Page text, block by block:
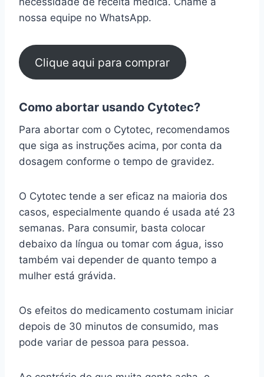
nossa equipe no WhatsApp.
Clique aqui para comprar
Como abortar usando Cytotec?
Para abortar com o Cytotec, recomendamos
que siga as instruções acima, por conta da
dosagem conforme o tempo de gravidez.
O Cytotec tende a ser eficaz na maioria dos
casos, especialmente quando é usada até 23
semanas. Para consumir, basta colocar
debaixo da língua ou tomar com água, isso
também vai depender de quanto tempo a
mulher está grávida.
Os efeitos do medicamento costumam iniciar
depois de 30 minutos de consumido, mas
pode variar de pessoa para pessoa.